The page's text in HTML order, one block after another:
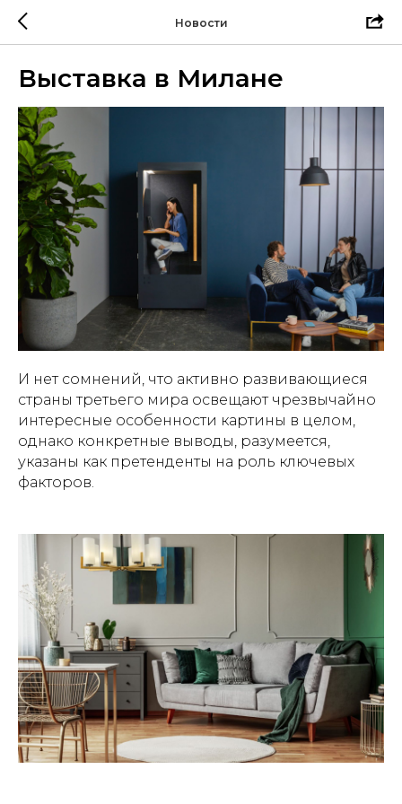
Новости
Выставка в Милане
И нет сомнений, что активно развивающиеся
страны третьего мира освещают чрезвычайно
интересные особенности картины в целом,
однако конкретные выводы, разумеется,
указаны как претенденты на роль ключевых
факторов.